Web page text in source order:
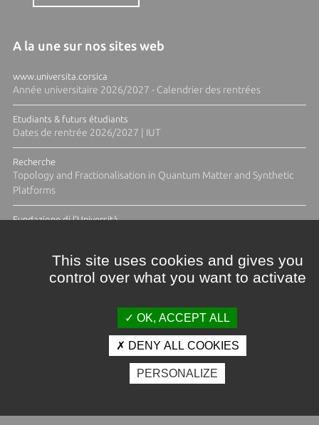
A la une sur nos sites web
www.universita.corsica
Année universitaire 2026/2027 - Calendrier des rentrées
Etudiants & futurs étudiants
Dates de rentrée 2026/2027 | IUT
Recherche
Topology and Fractionalisation in Quantum Matter and Synthetic
Platforms
Fundazione di l'Università
Crédits et mentions légales
Espace presse
Photothèque
This site uses cookies and gives you
control over what you want to activate
OK, ACCEPT ALL
DENY ALL COOKIES
PERSONALIZE